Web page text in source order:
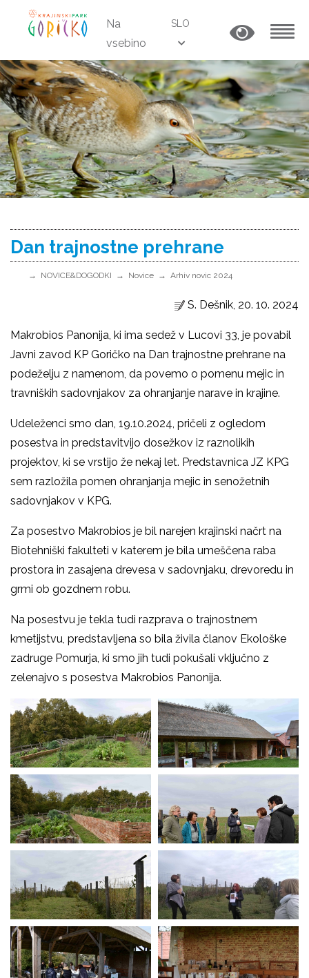
Na
vsebino
SLO
Dan trajnostne prehrane
NOVICE&DOGODKI Novice Arhiv novic 2024
S. Dešnik, 20. 10. 2024
Makrobios Panonija, ki ima sedež v Lucovi 33, je povabil
Javni zavod KP Goričko na Dan trajnostne prehrane na
podeželju z namenom, da povemo o pomenu mejic in
travniških sadovnjakov za ohranjanje narave in krajine.
Udeleženci smo dan, 19.10.2024, pričeli z ogledom
posestva in predstavitvijo dosežkov iz raznolikih
projektov, ki se vrstijo že nekaj let. Predstavnica JZ KPG
sem razložila pomen ohranjanja mejic in senožetnih
sadovnjakov v KPG.
Za posestvo Makrobios je bil narejen krajinski načrt na
Biotehniški fakulteti v katerem je bila umeščena raba
prostora in zasajena drevesa v sadovnjaku, drevoredu in
grmi ob gozdnem robu.
Na posestvu je tekla tudi razprava o trajnostnem
kmetijstvu, predstavljena so bila živila članov Ekološke
zadruge Pomurja, ki smo jih tudi pokušali vključno z
zelenajvo s posestva Makrobios Panonija.